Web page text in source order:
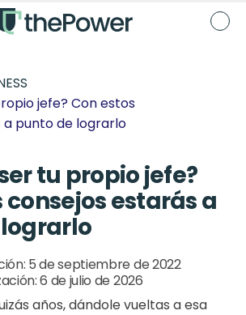
jefe? Con estos
punto de lograrlo
tu propio jefe?
consejos estarás a
5 de septiembre de 2022
6 de julio de 2026
años, dándole vueltas a esa